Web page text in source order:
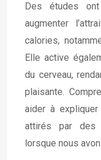
Des études
augmenter
calories,
Elle active
du cerveau,
plaisante.
aider à
attirés par des
lorsque nous